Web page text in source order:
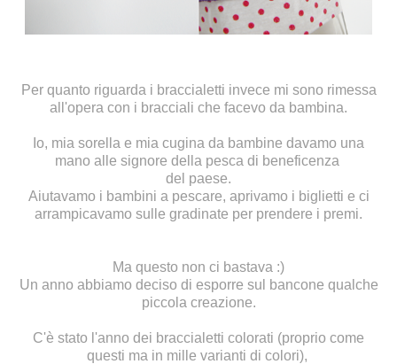
Per quanto riguarda i braccialetti invece mi sono rimessa
all'opera con i bracciali che facevo da bambina.
Io, mia sorella e mia cugina da bambine davamo una
mano alle signore della pesca di beneficenza
del paese.
Aiutavamo i bambini a pescare, aprivamo i biglietti e ci
arrampicavamo sulle gradinate per prendere i premi.
Ma questo non ci bastava :)
Un anno abbiamo deciso di esporre sul bancone qualche
piccola creazione.
C'è stato l'anno dei braccialetti colorati (proprio come
questi ma in mille varianti di colori),